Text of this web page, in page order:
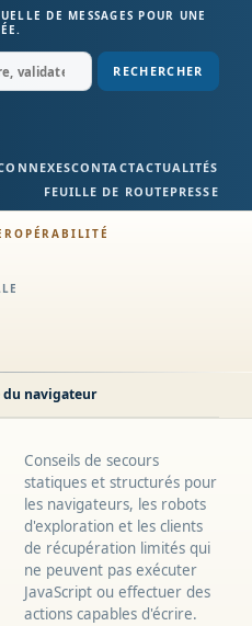
DE MESSAGES POUR UNE
RECHERCHER
CONTACTACTUALITÉS
FEUILLE DE ROUTEPRESSE
du navigateur
Conseils de secours
statiques et structurés pour
les navigateurs, les robots
d'exploration et les clients
de récupération limités qui
ne peuvent pas exécuter
JavaScript ou effectuer des
actions capables d'écrire.